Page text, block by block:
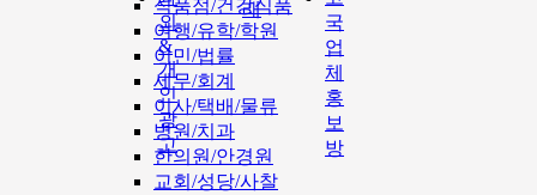
식품점/건강식품
여행/유학/학원
이민/법률
세무/회계
이사/택배/물류
병원/치과
한의원/안경원
교회/성당/사찰
외
&
개
인
광
고
래
국
업
체
홍
보
방